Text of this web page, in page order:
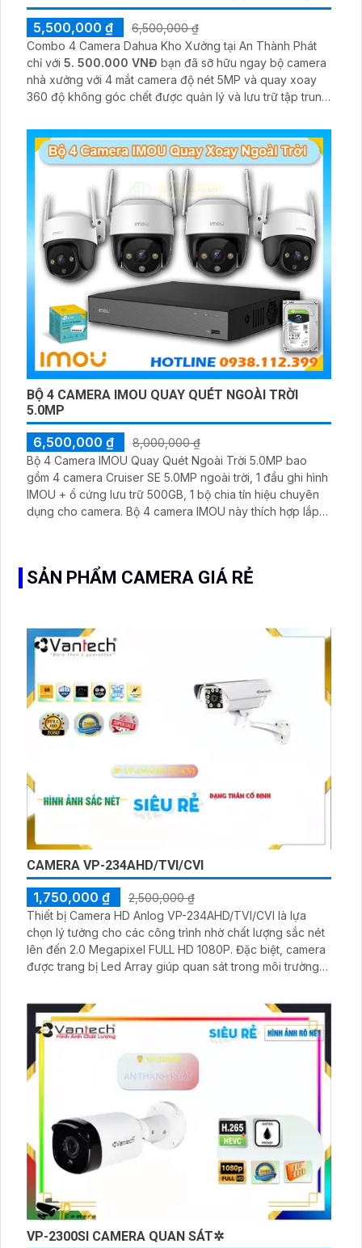
5,500,000 ₫
6,500,000 ₫
Combo 4 Camera Dahua Kho Xưởng tại An Thành Phát
chỉ với 5. 500.000 VNĐ bạn đã sỡ hữu ngay bộ camera
nhà xưởng với 4 mắt camera độ nét 5MP và quay xoay
360 độ không góc chết được quản lý và lưu trữ tập trung
BỘ 4 CAMERA IMOU QUAY QUÉT NGOÀI TRỜI
5.0MP
6,500,000 ₫
8,000,000 ₫
Bộ 4 Camera IMOU Quay Quét Ngoài Trời 5.0MP bao
gồm 4 camera Cruiser SE 5.0MP ngoài trời, 1 đầu ghi hình
IMOU + ổ cứng lưu trữ 500GB, 1 bộ chia tín hiệu chuyên
dụng cho camera. Bộ 4 camera IMOU này thích hợp lắp
SẢN PHẨM CAMERA GIÁ RẺ
CAMERA VP-234AHD/TVI/CVI
1,750,000 ₫
2,500,000 ₫
Thiết bị Camera HD Anlog VP-234AHD/TVI/CVI là lựa
chọn lý tưởng cho các công trình nhờ chất lượng sắc nét
lên đến 2.0 Megapixel FULL HD 1080P. Đặc biệt, camera
được trang bị Led Array giúp quan sát trong môi trường
VP-2300SI CAMERA QUAN SÁT✲